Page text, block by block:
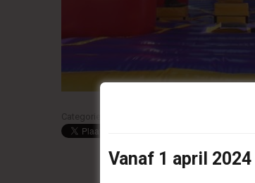
Categories:
Vanaf 1 april 2024